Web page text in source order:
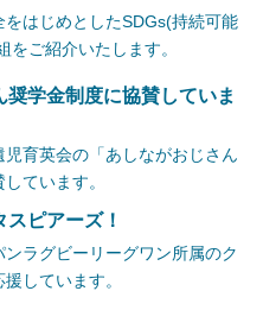
はじめとしたSDGs(持続可能
をご紹介いたします。
奨学金制度に協賛していま
育英会の「あしながおじさん
ています。
ピアーズ！
ンラグビーリーグワン所属のク
しています。